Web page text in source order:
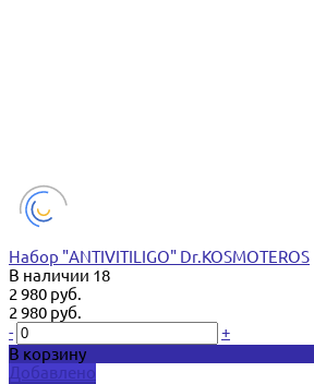
Набор "ANTIVITILIGO" Dr.KOSMOTEROS
В наличии 18
2 980 руб.
2 980 руб.
-
+
В корзину
Добавлено